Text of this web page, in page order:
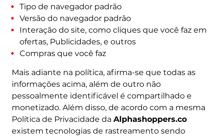
Tipo de navegador padrão
Versão do navegador padrão
Interação do site, como cliques que você faz em
ofertas, Publicidades, e outros
Compras que você faz
Mais adiante na política, afirma-se que todas as
informações acima, além de outro não
pessoalmente identificável é compartilhado e
monetizado. Além disso, de acordo com a mesma
Política de Privacidade da Alphashoppers.co
existem tecnologias de rastreamento sendo